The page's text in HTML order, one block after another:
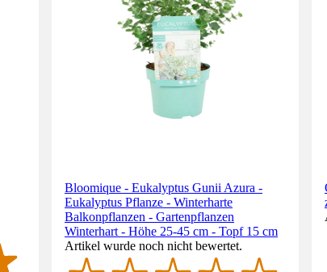
Bloomique - Eukalyptus Gunii Azura -
Eukalyptus Pflanze - Winterharte
Balkonpflanzen - Gartenpflanzen
Winterhart - Höhe 25-45 cm - Topf 15 cm
Artikel wurde noch nicht bewertet.